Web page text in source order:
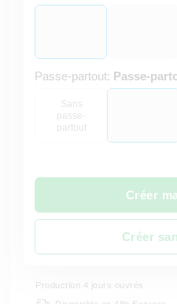
Passe-partout: Passe-
Sans
passe-
partout
Créer
Créer
Production 4 jours ouvrés